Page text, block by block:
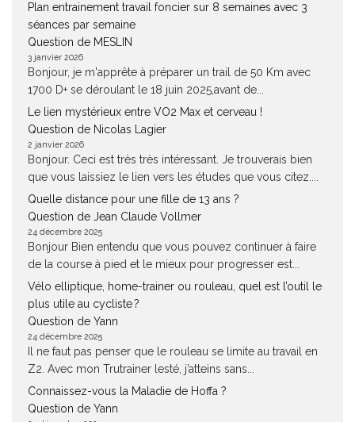
Plan entrainement travail foncier sur 8 semaines avec 3
séances par semaine
Question de MESLIN
3 janvier 2026
Bonjour, je m'apprête à préparer un trail de 50 Km avec
1700 D+ se déroulant le 18 juin 2025,avant de...
Le lien mystérieux entre VO2 Max et cerveau !
Question de Nicolas Lagier
2 janvier 2026
Bonjour. Ceci est très très intéressant. Je trouverais bien
que vous laissiez le lien vers les études que vous citez....
Quelle distance pour une fille de 13 ans ?
Question de Jean Claude Vollmer
24 décembre 2025
Bonjour Bien entendu que vous pouvez continuer à faire
de la course à pied et le mieux pour progresser est...
Vélo elliptique, home-trainer ou rouleau, quel est l’outil le
plus utile au cycliste ?
Question de Yann
24 décembre 2025
Il ne faut pas penser que le rouleau se limite au travail en
Z2. Avec mon Trutrainer lesté, j’atteins sans...
Connaissez-vous la Maladie de Hoffa ?
Question de Yann